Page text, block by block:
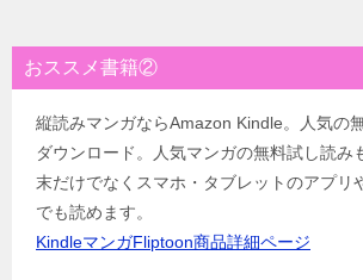
おススメ書籍②
縦読みマンガならAmazon Kindle。人気の
ダウンロード。人気マンガの無料試し読み
末だけでなくスマホ・タブレットのアプリ
でも読めます。
KindleマンガFliptoon商品詳細ページ